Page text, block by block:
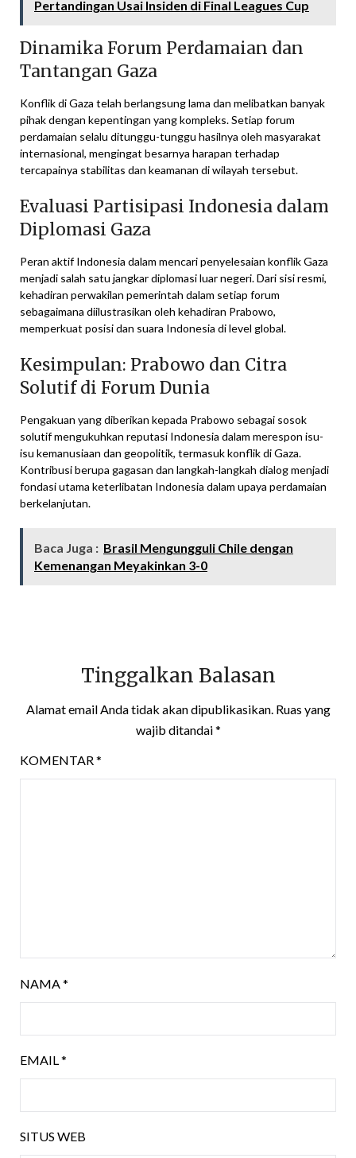
Pertandingan Usai Insiden di Final Leagues Cup
Dinamika Forum Perdamaian dan
Tantangan Gaza
Konflik di Gaza telah berlangsung lama dan melibatkan banyak
pihak dengan kepentingan yang kompleks. Setiap forum
perdamaian selalu ditunggu-tunggu hasilnya oleh masyarakat
internasional, mengingat besarnya harapan terhadap
tercapainya stabilitas dan keamanan di wilayah tersebut.
Evaluasi Partisipasi Indonesia dalam
Diplomasi Gaza
Peran aktif Indonesia dalam mencari penyelesaian konflik Gaza
menjadi salah satu jangkar diplomasi luar negeri. Dari sisi resmi,
kehadiran perwakilan pemerintah dalam setiap forum
sebagaimana diilustrasikan oleh kehadiran Prabowo,
memperkuat posisi dan suara Indonesia di level global.
Kesimpulan: Prabowo dan Citra
Solutif di Forum Dunia
Pengakuan yang diberikan kepada Prabowo sebagai sosok
solutif mengukuhkan reputasi Indonesia dalam merespon isu-
isu kemanusiaan dan geopolitik, termasuk konflik di Gaza.
Kontribusi berupa gagasan dan langkah-langkah dialog menjadi
fondasi utama keterlibatan Indonesia dalam upaya perdamaian
berkelanjutan.
Baca Juga : Brasil Mengungguli Chile dengan
Kemenangan Meyakinkan 3-0
Tinggalkan Balasan
Alamat email Anda tidak akan dipublikasikan. Ruas yang
wajib ditandai*
KOMENTAR*
NAMA*
EMAIL*
SITUS WEB